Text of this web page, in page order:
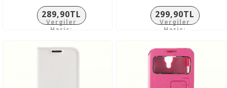
289,90TL
Vergiler
Hariç:
299,90TL
Vergiler
Hariç: